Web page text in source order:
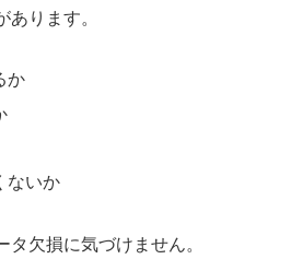
ります。
か
ないか
タ欠損に気づけません。